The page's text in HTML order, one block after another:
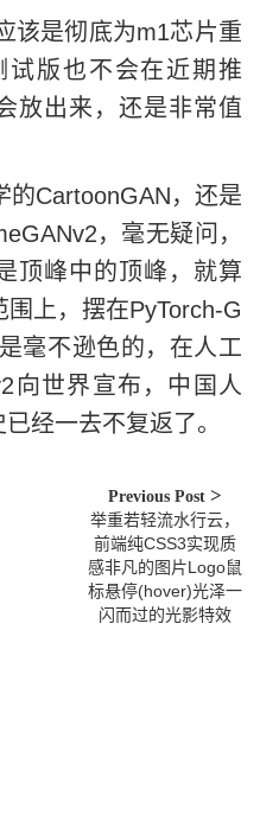
是彻底为m1芯片重
试版也不会在近期推
放出来，还是非常值
CartoonGAN，还是
，毫无疑问，
顶峰中的顶峰，就算
上，摆在PyTorch-G
毫不逊色的，在人工
向世界宣布，中国人
经一去不复返了。
Previous Post
举重若轻流水行云，
前端纯CSS3实现质
感非凡的图片Logo鼠
标悬停(hover)光泽一
闪而过的光影特效